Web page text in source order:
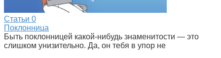
Статьи 0
Поклонница
Быть поклонницей какой-нибудь знаменитости — это
слишком унизительно. Да, он тебя в упор не